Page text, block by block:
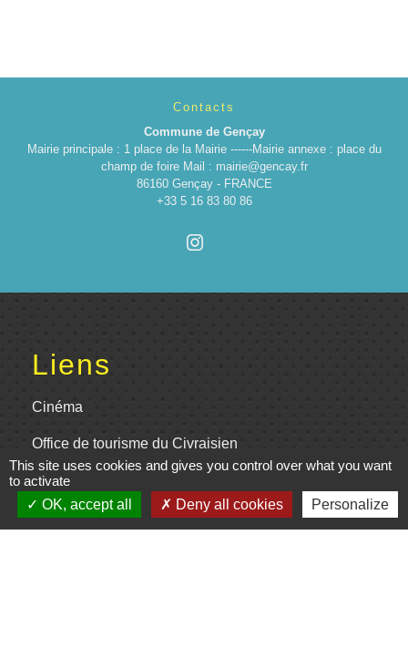
Contacts
Commune de Gençay
Mairie principale : 1 place de la Mairie ------Mairie annexe : place du
champ de foire Mail : mairie@gencay.fr
86160 Gençay - FRANCE
+33 5 16 83 80 86
Liens
Cinéma
Office de tourisme du Civraisien
en Poitou
Actualités communauté de
This site uses cookies and gives you control over what you want
to activate
OK, accept all
Deny all cookies Personalize